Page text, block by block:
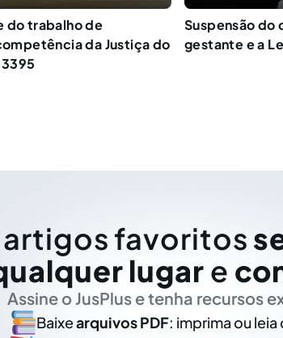
do trabalho de
da Justiça do
Suspensão
gestante e a
artigos favoritos
lugar e
Assine o JusPlus e tenha recursos
Baixearquivos PDF: imprima ou